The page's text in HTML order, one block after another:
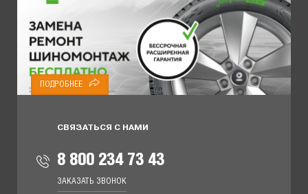
ПОДРОБНЕЕ
СВЯЗАТЬСЯ С НАМИ
8 800 234 73 43
ЗАКАЗАТЬ ЗВОНОК